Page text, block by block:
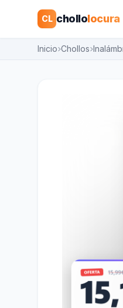
CL chollolocura
Inicio Chollos